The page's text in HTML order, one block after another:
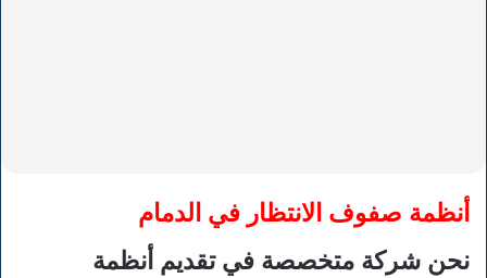
أنظمة صفوف الانتظار في الدمام
نحن شركة متخصصة في تقديم أنظمة